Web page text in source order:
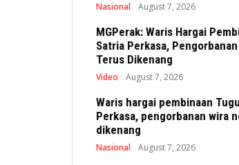
Nasional August 7, 2026
MGPerak: Waris Hargai
Satria Perkasa,
Terus Dikenang
Video August 7, 2026
Waris hargai pembinaan
Perkasa, pengorbanan wira
dikenang
Nasional August 7, 2026